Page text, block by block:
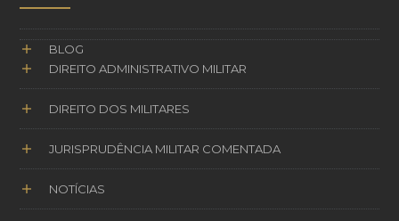
BLOG
DIREITO ADMINISTRATIVO MILITAR
DIREITO DOS MILITARES
JURISPRUDÊNCIA MILITAR COMENTADA
NOTÍCIAS